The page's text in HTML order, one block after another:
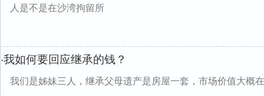
人是不是在沙湾拘留所
·我如何要回应继承的钱？
我们是姊妹三人，继承父母遗产是房屋一套，市场价值大概